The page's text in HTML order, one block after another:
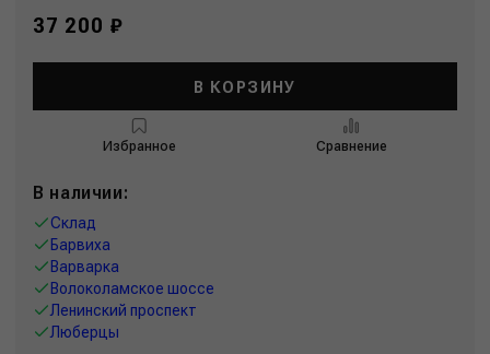
37 200 ₽
В КОРЗИНУ
Избранное Сравнение
В наличии:
Склад
Барвиха
Варварка
Волоколамское шоссе
Ленинский проспект
Люберцы